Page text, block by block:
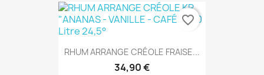
RHUM ARRANGE CRÉOLE FRAISE...
34,90 €
favorite_border